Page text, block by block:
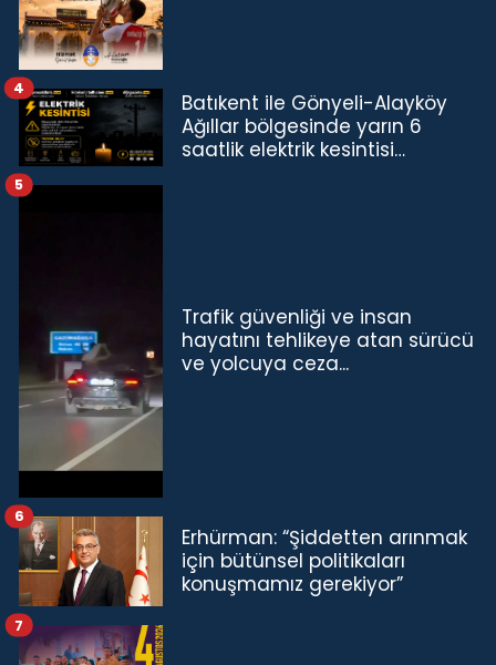
Batıkent ile Gönyeli-Alayköy
Ağıllar bölgesinde yarın 6
saatlik elektrik kesintisi…
4
Trafik güvenliği ve insan
hayatını tehlikeye atan sürücü
ve yolcuya ceza...
5
Erhürman: “Şiddetten arınmak
için bütünsel politikaları
konuşmamız gerekiyor”
6
7